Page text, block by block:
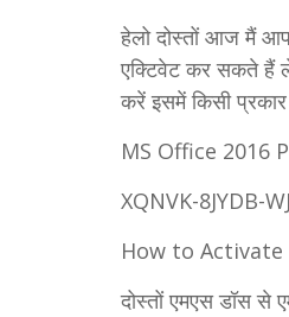
हेलो दोस्तों आज मैं
एक्टिवेट कर सकते हैं
करें इसमें किसी प्रकार
MS Office 2016
XQNVK-8JYDB-
How to Activate
दोस्तों एमएस डॉस से